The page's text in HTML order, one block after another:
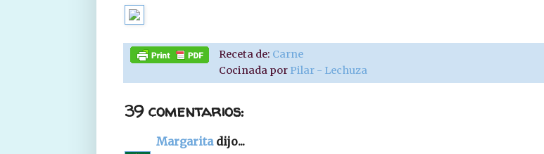
Receta de: Carne
Cocinada por Pilar - Lechuza
39 comentarios:
Margaritadijo...